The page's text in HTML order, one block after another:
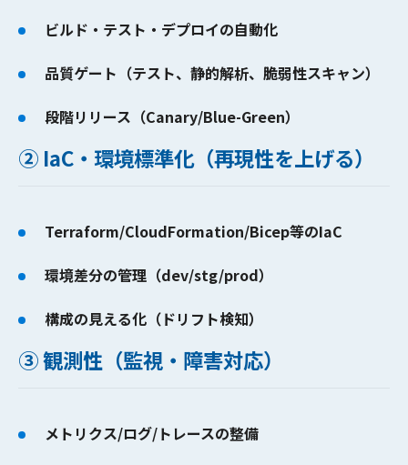
ビルド・テスト・デプロイの自動化
品質ゲート（テスト、静的解析、脆弱性スキャン）
段階リリース（Canary/Blue-Green）
② IaC・環境標準化（再現性を上げる）
Terraform/CloudFormation/Bicep等のIaC
環境差分の管理（dev/stg/prod）
構成の見える化（ドリフト検知）
③ 観測性（監視・障害対応）
メトリクス/ログ/トレースの整備